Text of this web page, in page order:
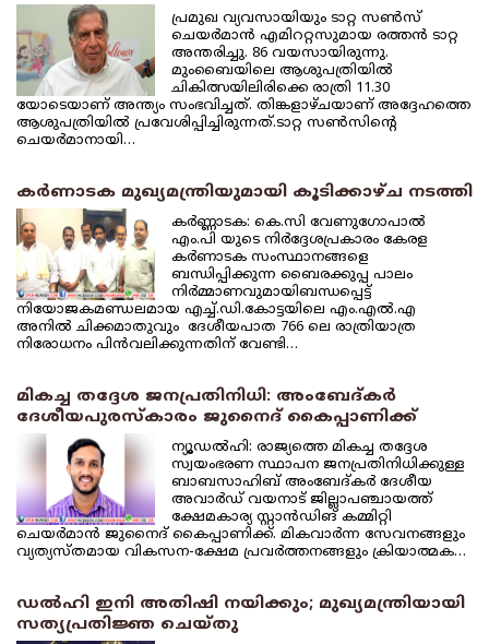
പ്രമുഖ വ്യവസായിയും ടാറ്റ സണ്‍സ്
ചെയര്‍മാന്‍ എമിററ്റസുമായ രത്തന്‍ ടാറ്റ
അന്തരിച്ചു. 86 വയസായിരുന്നു.
മുംബൈയിലെ ആശുപത്രിയില്‍
ചികിത്സയിലിരിക്കെ രാത്രി 11.30
യോടെയാണ് അന്ത്യം സംഭവിച്ചത്. തിങ്കളാഴ്ചയാണ് അദ്ദേഹത്തെ
ആശുപത്രിയില്‍ പ്രവേശിപ്പിച്ചിരുന്നത്.ടാറ്റ സണ്‍സിന്റെ
ചെയര്‍മാനായി…
കര്‍ണാടക മുഖ്യമന്ത്രിയുമായി കൂടിക്കാഴ്ച നടത്തി
കര്‍ണ്ണാടക: കെ.സി വേണുഗോപാല്‍
എം.പി യുടെ നിര്‍ദ്ദേശപ്രകാരം കേരള
കര്‍ണാടക സംസ്ഥാനങ്ങളെ
ബന്ധിപ്പിക്കുന്ന ബൈരക്കുപ്പ പാലം
നിര്‍മ്മാണവുമായിബന്ധപ്പെട്ട്
നിയോജകമണ്ഡലമായ എച്ച്.ഡി.കോട്ടയിലെ എം.എല്‍.എ
അനില്‍ ചിക്കമാതുവും ദേശീയപാത 766 ലെ രാത്രിയാത്ര
നിരോധനം പിന്‍വലിക്കുന്നതിന് വേണ്ടി…
മികച്ച തദ്ദേശ ജനപ്രതിനിധി: അംബേദ്കര്‍
ദേശീയപുരസ്‌കാരം ജുനൈദ് കൈപ്പാണിക്ക്
ന്യൂഡല്‍ഹി: രാജ്യത്തെ മികച്ച തദ്ദേശ
സ്വയംഭരണ സ്ഥാപന ജനപ്രതിനിധിക്കുള്ള
ബാബസാഹിബ് അംബേദ്കര്‍ ദേശീയ
അവാര്‍ഡ് വയനാട് ജില്ലാപഞ്ചായത്ത്
ക്ഷേമകാര്യ സ്റ്റാന്‍ഡിങ് കമ്മിറ്റി
ചെയര്‍മാന്‍ ജുനൈദ് കൈപ്പാണിക്ക്. മികവാര്‍ന്ന സേവനങ്ങളും
വ്യത്യസ്തമായ വികസന-ക്ഷേമ പ്രവര്‍ത്തനങ്ങളും ക്രിയാത്മക…
ഡല്‍ഹി ഇനി അതിഷി നയിക്കും; മുഖ്യമന്ത്രിയായി
സത്യപ്രതിജ്ഞ ചെയ്തു